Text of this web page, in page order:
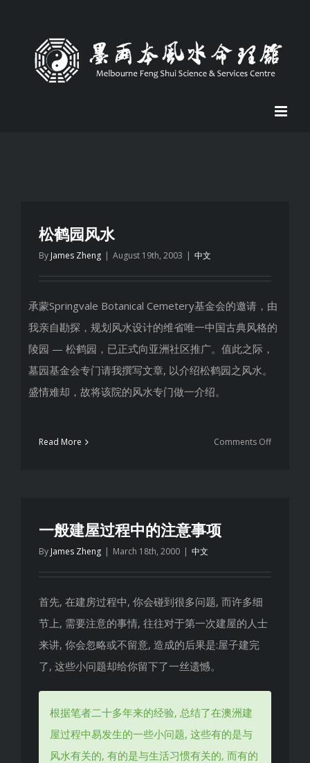
content
松鹤园风水
By James Zheng | August 19th, 2003 | 中文
承蒙Springvale Botanical Cemetery基金会的邀请，由
我亲自勘探，规划风水设计的维省唯一中国古典风格的
陵园 — 松鹤园，已正式向亚洲社区推广。值此之际，
墓园基金会专门请我撰写文章, 以介绍松鹤园之风水。
盛情难却，故将该院的风水专门做一介绍。
Read More Comments Offon
一般建屋过程中的注意事项
By James Zheng | March 18th, 2000 | 中文
首先, 在建房过程中, 你会碰到很多问题, 而许多细
节上, 需要注意的事情, 往往对于第一次建屋的人士
来讲, 你会忽略或不留意, 造成的后果是:屋子建完
了, 这些小问题却给你留下了一丝遗憾。
根据笔者二十多年来的经验, 总结了在澳洲建
屋过程中易发生的一些小问题, 这些有的是与
风水有关的, 有的是与生活习惯有关的, 而有的